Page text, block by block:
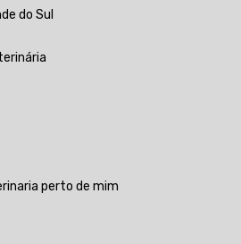
do Sul
perto de mim